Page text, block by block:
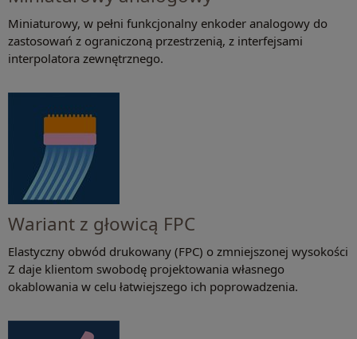
Miniaturowy, w pełni funkcjonalny enkoder analogowy do
zastosowań z ograniczoną przestrzenią, z interfejsami
interpolatora zewnętrznego.
Wariant z głowicą FPC
Elastyczny obwód drukowany (FPC) o zmniejszonej wysokości
Z daje klientom swobodę projektowania własnego
okablowania w celu łatwiejszego ich poprowadzenia.